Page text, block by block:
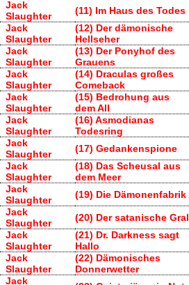
Jack
Slaughter
(11) Im Haus des Todes
Jack
Slaughter
(12) Der dämonische
Hellseher
Jack
Slaughter
(13) Der Ponyhof des
Grauens
Jack
Slaughter
(14) Draculas großes
Comeback
Jack
Slaughter
(15) Bedrohung aus
dem All
Jack
Slaughter
(16) Asmodianas
Todesring
Jack
Slaughter
(17) Gedankenspione
Jack
Slaughter
(18) Das Scheusal aus
dem Meer
Jack
Slaughter
(19) Die Dämonenfabrik
Jack
Slaughter
(20) Der satanische Gral
Jack
Slaughter
(21) Dr. Darkness sagt
Hallo
Jack
Slaughter
(22) Dämonisches
Donnerwetter
Jack